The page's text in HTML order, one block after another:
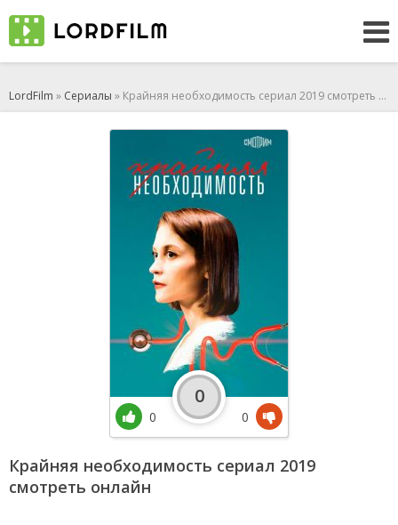
LordFilm » Сериалы » Крайняя необходимость сериал 2019 смотреть онлайн
Крайняя необходимость сериал 2019
смотреть онлайн
0
0
0